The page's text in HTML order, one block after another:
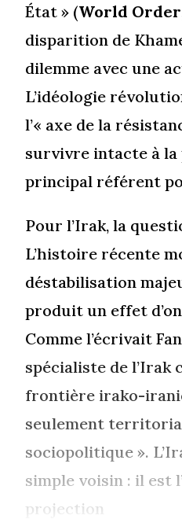
État » (World Order
disparition de
dilemme avec une
L’idéologie
l’« axe de la
survivre intacte à la
principal référent
Pour l’Irak, la
L’histoire récente
déstabilisation
produit un effet
Comme l’écrivait
spécialiste de l’Irak
frontière irako-
seulement
sociopolitique ».
simple voisin : il est
projection